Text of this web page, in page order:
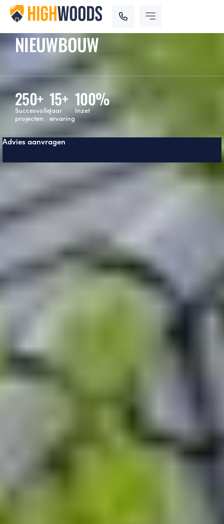
NIEUWBOUW
Succesvolle
projecten
250+
Jaar
ervaring
15+
Inzet
100%
Advies aanvragen